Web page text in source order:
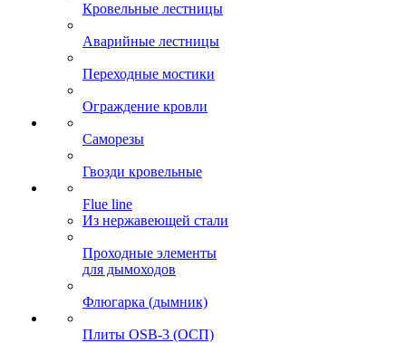
Кровельные лестницы
Аварийные лестницы
Переходные мостики
Ограждение кровли
Саморезы
Гвозди кровельные
Flue line
Из нержавеющей стали
Проходные элементы
для дымоходов
Флюгарка (дымник)
Плиты OSB-3 (ОСП)